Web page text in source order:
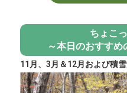
ちょこ
～本日のおすすめ
11月、3月＆12月および積